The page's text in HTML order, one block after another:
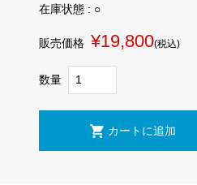
在庫状態 : ○
販売価格 ¥19,800(税込)
数量